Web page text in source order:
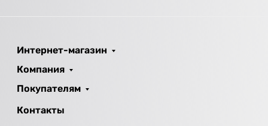
Интернет-магазин
Компания
Покупателям
Контакты